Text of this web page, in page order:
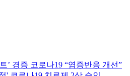
’ 경증 코로나19 “염증반응 개선”